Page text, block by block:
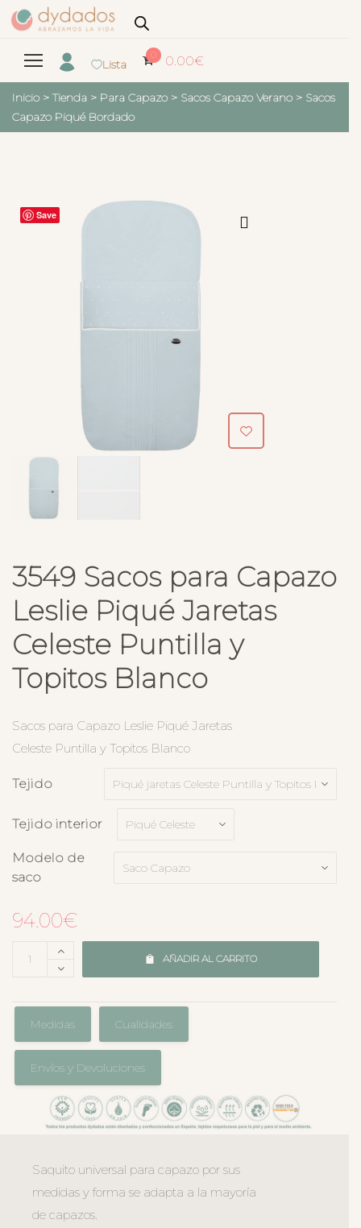
Lista
0 0.00€
Inicio > Tienda > Para Capazo > Sacos Capazo Verano > Sacos
Capazo Piqué Bordado
Save
3549 Sacos para Capazo
Leslie Piqué Jaretas
Celeste Puntilla y
Topitos Blanco
Sacos para Capazo Leslie Piqué Jaretas
Celeste Puntilla y Topitos Blanco
Tejido
Tejido interior
Modelo de
saco
94.00€
AÑADIR AL CARRITO
Medidas Cualidades
Envíos y Devoluciones
Saquito universal para capazo por sus
medidas y forma se adapta a la mayoría
de capazos.